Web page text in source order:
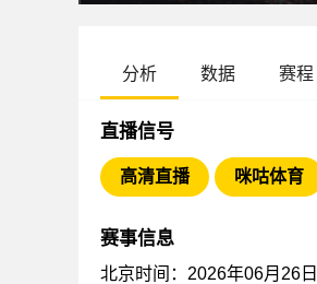
分析 数据 赛程
直播信号
高清直播 咪咕体育
赛事信息
北京时间：2026年06月26